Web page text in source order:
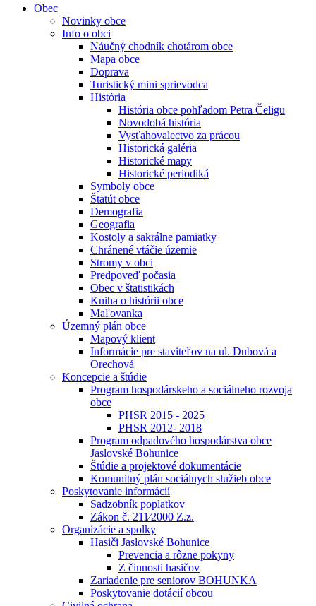
Obec
Novinky obce
Info o obci
Náučný chodník chotárom obce
Mapa obce
Doprava
Turistický mini sprievodca
História
História obce pohľadom Petra Čeligu
Novodobá história
Vysťahovalectvo za prácou
Historická galéria
Historické mapy
Historické periodiká
Symboly obce
Štatút obce
Demografia
Geografia
Kostoly a sakrálne pamiatky
Chránené vtáčie územie
Stromy v obci
Predpoveď počasia
Obec v štatistikách
Kniha o histórii obce
Maľovanka
Územný plán obce
Mapový klient
Informácie pre staviteľov na ul. Dubová a
Orechová
Koncepcie a štúdie
Program hospodárskeho a sociálneho rozvoja
obce
PHSR 2015 - 2025
PHSR 2012- 2018
Program odpadového hospodárstva obce
Jaslovské Bohunice
Štúdie a projektové dokumentácie
Komunitný plán sociálnych služieb obce
Poskytovanie informácií
Sadzobník poplatkov
Zákon č. 211⁄2000 Z.z.
Organizácie a spolky
Hasiči Jaslovské Bohunice
Prevencia a rôzne pokyny
Z činnosti hasičov
Zariadenie pre seniorov BOHUNKA
Poskytovanie dotácií obcou